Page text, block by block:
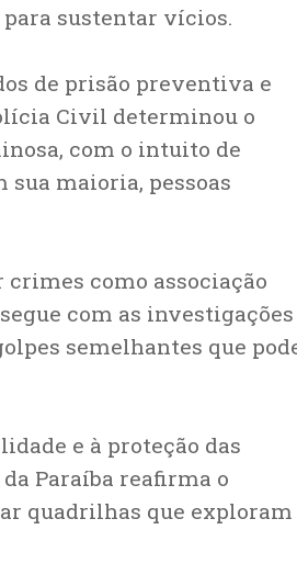
sustentar vícios.
de prisão preventiva e
Civil determinou o
com o intuito de
maioria, pessoas
crimes como associação
com as investigações
semelhantes que
e à proteção das
Paraíba reafirma o
quadrilhas que exploram